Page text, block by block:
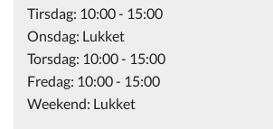
Tirsdag: 10:00 - 15:00
Onsdag: Lukket
Torsdag: 10:00 - 15:00
Fredag: 10:00 - 15:00
Weekend: Lukket